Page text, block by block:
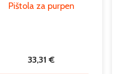
Pištola za purpen
33,31€